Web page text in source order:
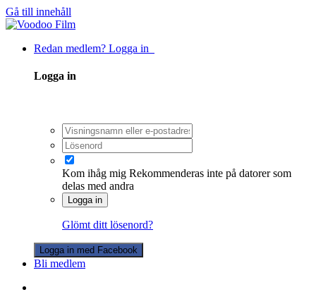
Gå till innehåll
Redan medlem? Logga in
Logga in
Kom ihåg mig Rekommenderas inte på datorer som
delas med andra
Logga in
Glömt ditt lösenord?
Logga in med Facebook
Bli medlem